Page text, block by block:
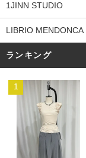
1JINN STUDIO
LIBRIO MENDONCA
ランキング
1